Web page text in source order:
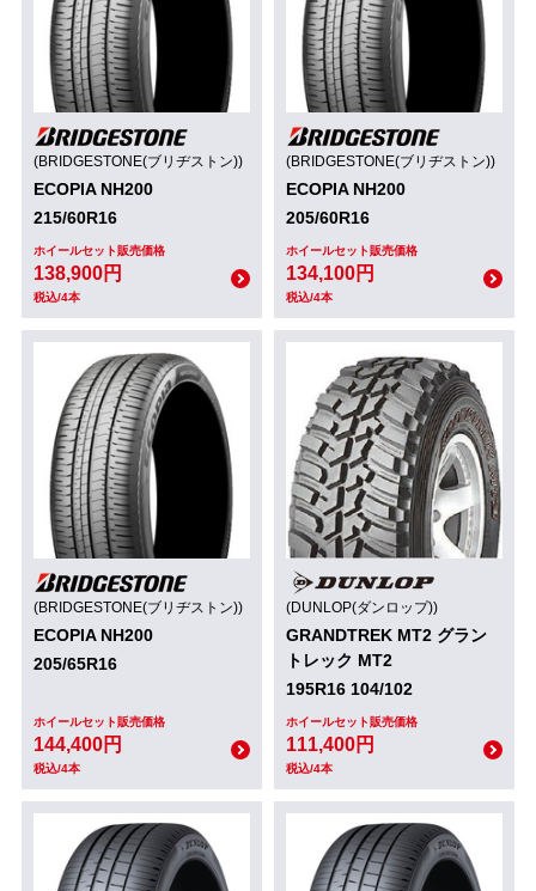
(BRIDGESTONE(ブリヂストン))
ECOPIA NH200
215/60R16
ホイールセット販売価格
138,900円
税込/4本
(BRIDGESTONE(ブリヂストン))
ECOPIA NH200
205/60R16
ホイールセット販売価格
134,100円
税込/4本
(BRIDGESTONE(ブリヂストン))
ECOPIA NH200
205/65R16
ホイールセット販売価格
144,400円
税込/4本
(DUNLOP(ダンロップ))
GRANDTREK MT2 グラン
トレック MT2
195R16 104/102
ホイールセット販売価格
111,400円
税込/4本